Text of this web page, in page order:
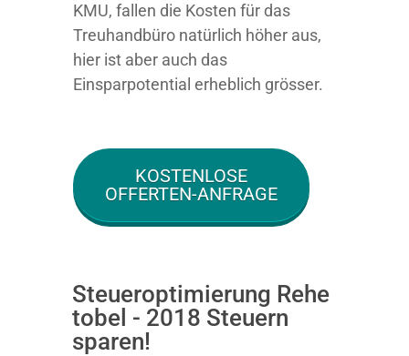
KMU, fallen die Kosten für das
Treuhandbüro natürlich höher aus,
hier ist aber auch das
Einsparpotential erheblich grösser.
KOSTENLOSE
OFFERTEN-ANFRAGE
Steueroptimierung Rehe
tobel - 2018 Steuern
sparen!